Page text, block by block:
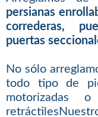
persianas
correderas,
puertas
No sólo
todo tipo de
motorizadas